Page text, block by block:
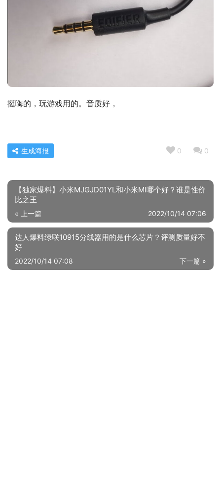
挺嗨的，玩游戏用的。音质好，
0 0
生成海报
【独家爆料】小米MJGJD01YL和小米MI哪个好？谁是性价
比之王
« 上一篇 2022/10/14 07:06
达人爆料绿联10915分线器用的是什么芯片？评测质量好不
好
下一篇 »
2022/10/14 07:08